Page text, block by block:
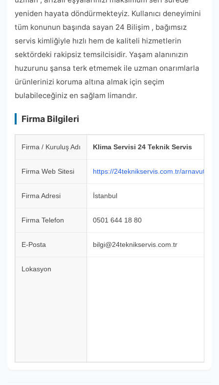
yeniden hayata döndürmekteyiz. Kullanıcı deneyimini
tüm konunun başında sayan 24 Bilişim , bağımsız
servis kimliğiyle hızlı hem de kaliteli hizmetlerin
sektördeki rakipsiz temsilcisidir. Yaşam alanınızın
huzurunu şansa terk etmemek ile uzman onarımlarla
ürünlerinizi koruma altına almak için seçim
bulabileceğiniz en sağlam limandır.
Firma Bilgileri
Firma / Kuruluş Adı Klima Servisi 24 Teknik Servis
Firma Web Sitesi https://24teknikservis.com.tr/
Firma Adresi İstanbul
Firma Telefon 0501 644 18 80
E-Posta bilgi@24teknikservis.com.tr
Lokasyon